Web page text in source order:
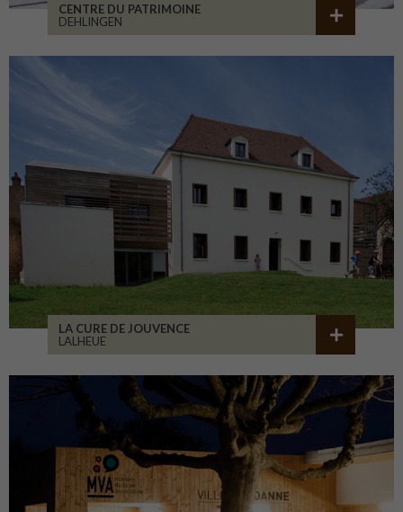
CENTRE DU PATRIMOINE
DEHLINGEN
LA CURE DE JOUVENCE
LALHEUE